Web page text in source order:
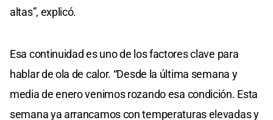
altas”, explicó.
Esa continuidad es uno de los factores clave para
hablar de ola de calor. “Desde la última semana y
media de enero venimos rozando esa condición. Esta
semana ya arrancamos con temperaturas elevadas y